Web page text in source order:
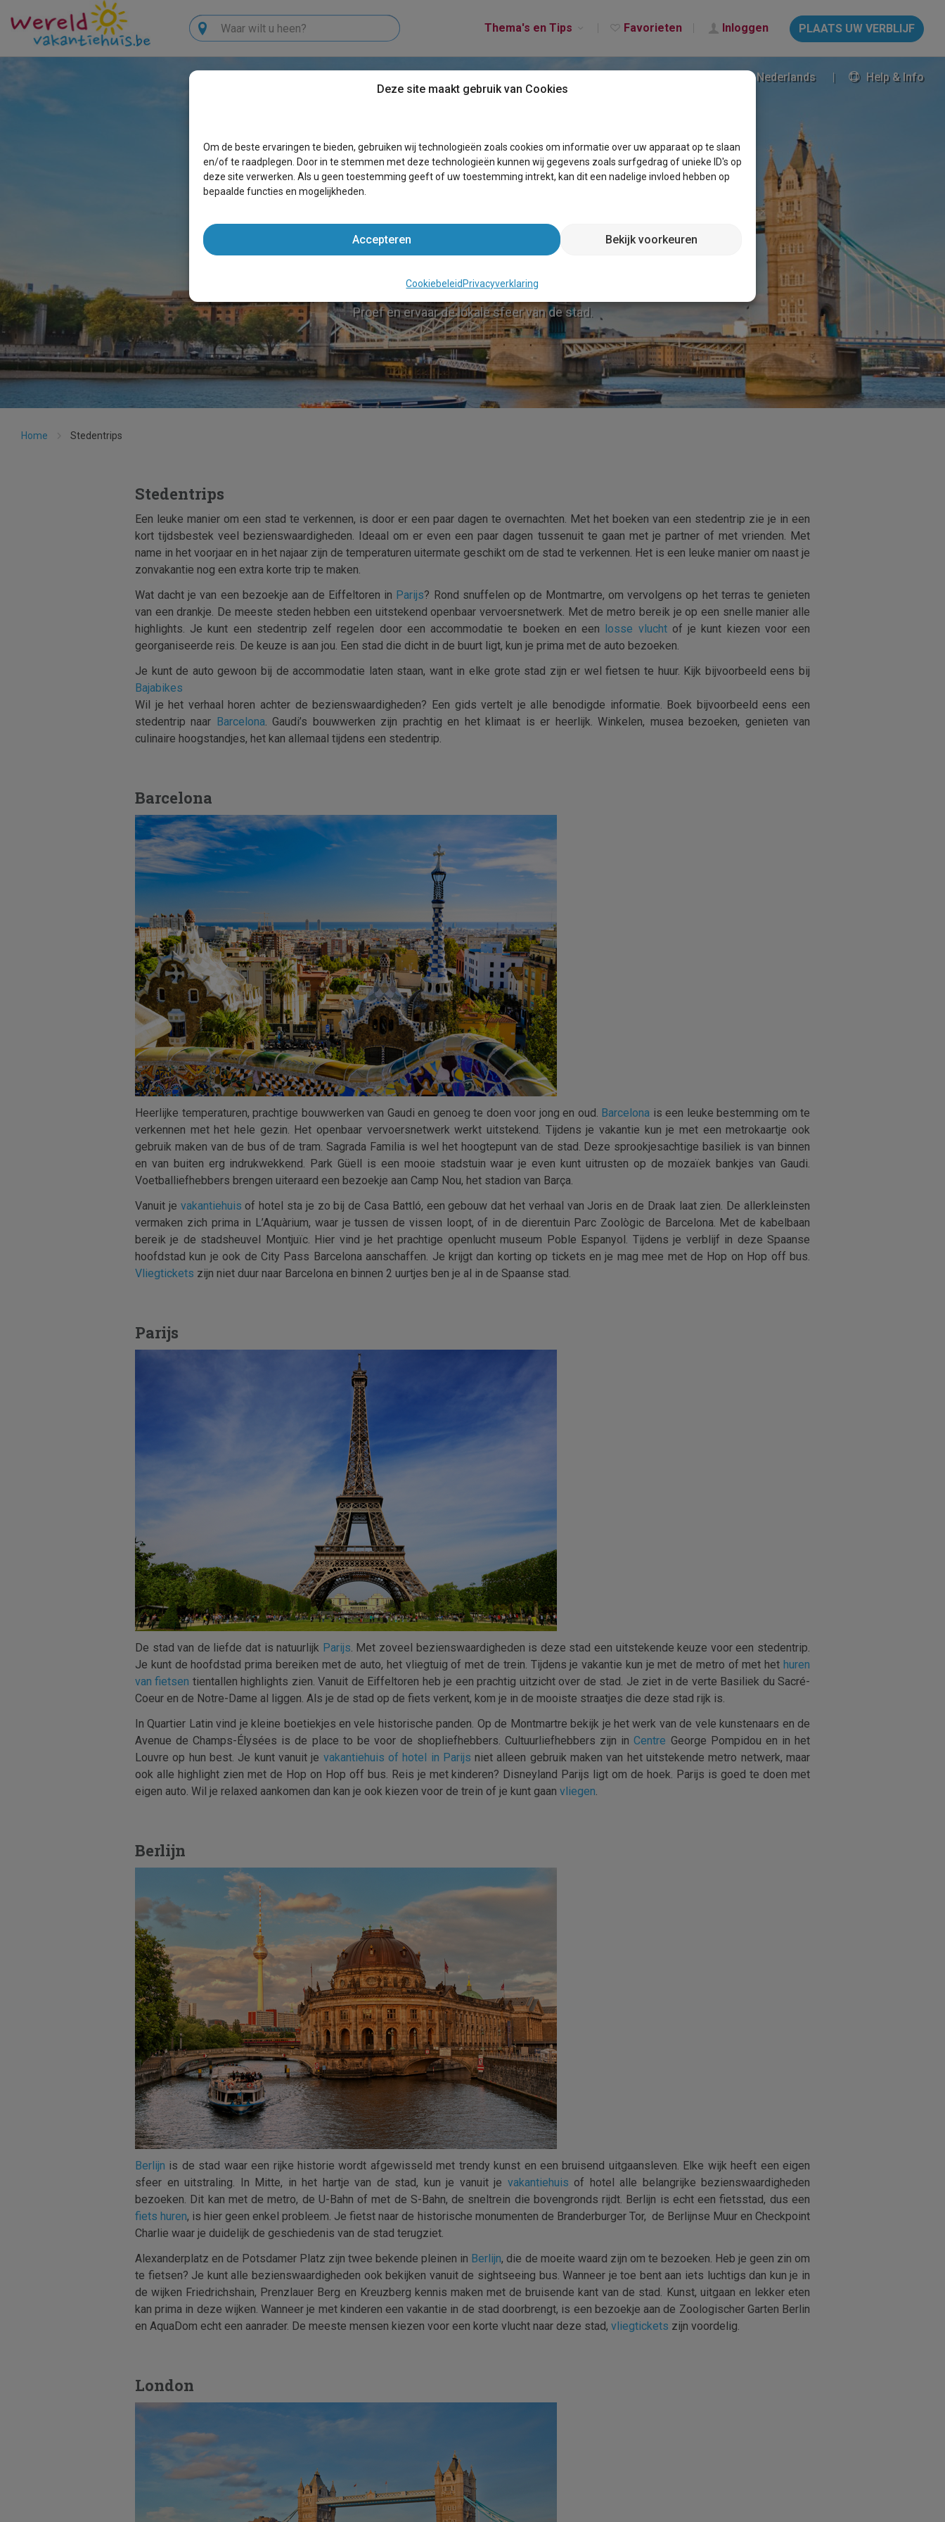
Thema's en Tips Favorieten Inloggen PLAATS UW VERBLIJF
Zoeken
Nederlands Help & Info
Proef en ervaar de lokale sfeer van de stad.
Home Stedentrips
Stedentrips
Een leuke manier om een stad te verkennen, is door er een paar dagen te overnachten. Met het boeken van een stedentrip zie je in een
kort tijdsbestek veel bezienswaardigheden. Ideaal om er even een paar dagen tussenuit te gaan met je partner of met vrienden. Met
name in het voorjaar en in het najaar zijn de temperaturen uitermate geschikt om de stad te verkennen. Het is een leuke manier om naast je
zonvakantie nog een extra korte trip te maken.
Wat dacht je van een bezoekje aan de Eiffeltoren in Parijs? Rond snuffelen op de Montmartre, om vervolgens op het terras te genieten
van een drankje. De meeste steden hebben een uitstekend openbaar vervoersnetwerk. Met de metro bereik je op een snelle manier alle
highlights. Je kunt een stedentrip zelf regelen door een accommodatie te boeken en een losse vluchtof je kunt kiezen voor een
georganiseerde reis. De keuze is aan jou. Een stad die dicht in de buurt ligt, kun je prima met de auto bezoeken.
Je kunt de auto gewoon bij de accommodatie laten staan, want in elke grote stad zijn er wel fietsen te huur. Kijk bijvoorbeeld eens bij
Bajabikes
Wil je het verhaal horen achter de bezienswaardigheden? Een gids vertelt je alle benodigde informatie. Boek bijvoorbeeld eens een
stedentrip naar Barcelona. Gaudi’s bouwwerken zijn prachtig en het klimaat is er heerlijk. Winkelen, musea bezoeken, genieten van
culinaire hoogstandjes, het kan allemaal tijdens een stedentrip.
Barcelona
Heerlijke temperaturen, prachtige bouwwerken van Gaudi en genoeg te doen voor jong en oud. Barcelona is een leuke bestemming om te
verkennen met het hele gezin. Het openbaar vervoersnetwerk werkt uitstekend. Tijdens je vakantie kun je met een metrokaartje ook
gebruik maken van de bus of de tram. Sagrada Familia is wel het hoogtepunt van de stad. Deze sprookjesachtige basiliek is van binnen
en van buiten erg indrukwekkend. Park Güell is een mooie stadstuin waar je even kunt uitrusten op de mozaïek bankjes van Gaudi.
Voetballiefhebbers brengen uiteraard een bezoekje aan Camp Nou, het stadion van Barça.
Vanuit je vakantiehuis of hotel sta je zo bij de Casa Battló, een gebouw dat het verhaal van Joris en de Draak laat zien. De allerkleinsten
vermaken zich prima in L’Aquàrium, waar je tussen de vissen loopt, of in de dierentuin Parc Zoològic de Barcelona. Met de kabelbaan
bereik je de stadsheuvel Montjuïc. Hier vind je het prachtige openlucht museum Poble Espanyol. Tijdens je verblijf in deze Spaanse
hoofdstad kun je ook de City Pass Barcelona aanschaffen. Je krijgt dan korting op tickets en je mag mee met de Hop on Hop off bus.
Vliegtickets zijn niet duur naar Barcelona en binnen 2 uurtjes ben je al in de Spaanse stad.
Parijs
De stad van de liefde dat is natuurlijk Parijs. Met zoveel bezienswaardigheden is deze stad een uitstekende keuze voor een stedentrip.
Je kunt de hoofdstad prima bereiken met de auto, het vliegtuig of met de trein. Tijdens je vakantie kun je met de metro of met het huren
van fietsen tientallen highlights zien. Vanuit de Eiffeltoren heb je een prachtig uitzicht over de stad. Je ziet in de verte Basiliek du Sacré-
Coeur en de Notre-Dame al liggen. Als je de stad op de fiets verkent, kom je in de mooiste straatjes die deze stad rijk is.
In Quartier Latin vind je kleine boetiekjes en vele historische panden. Op de Montmartre bekijk je het werk van de vele kunstenaars en de
Avenue de Champs-Élysées is de place to be voor de shopliefhebbers. Cultuurliefhebbers zijn inCentre George Pompidou en in het
Louvre op hun best. Je kunt vanuit je vakantiehuis of hotel in Parijs niet alleen gebruik maken van het uitstekende metro netwerk, maar
ook alle highlight zien met de Hop on Hop off bus. Reis je met kinderen? Disneyland Parijs ligt om de hoek. Parijs is goed te doen met
eigen auto. Wil je relaxed aankomen dan kan je ook kiezen voor de trein of je kunt gaan vliegen.
Berlijn
Berlijn is de stad waar een rijke historie wordt afgewisseld met trendy kunst en een bruisend uitgaansleven. Elke wijk heeft een eigen
sfeer en uitstraling. In Mitte, in het hartje van de stad, kun je vanuit je vakantiehuis of hotel alle belangrijke bezienswaardigheden
bezoeken. Dit kan met de metro, de U-Bahn of met de S-Bahn, de sneltrein die bovengronds rijdt. Berlijn is echt een fietsstad, dus een
fiets huren, is hier geen enkel probleem. Je fietst naar de historische monumenten de Branderburger Tor, de Berlijnse Muur en Checkpoint
Charlie waar je duidelijk de geschiedenis van de stad terugziet.
Alexanderplatz en de Potsdamer Platz zijn twee bekende pleinen in Berlijn, die de moeite waard zijn om te bezoeken. Heb je geen zin om
te fietsen? Je kunt alle bezienswaardigheden ook bekijken vanuit de sightseeing bus. Wanneer je toe bent aan iets luchtigs dan kun je in
de wijken Friedrichshain, Prenzlauer Berg en Kreuzberg kennis maken met de bruisende kant van de stad. Kunst, uitgaan en lekker eten
kan prima in deze wijken. Wanneer je met kinderen een vakantie in de stad doorbrengt, is een bezoekje aan de Zoologischer Garten Berlin
en AquaDom echt een aanrader. De meeste mensen kiezen voor een korte vlucht naar deze stad, vliegtickets zijn voordelig.
London
Deze site maakt gebruik van Cookies
Om de beste ervaringen te bieden, gebruiken wij technologieën zoals cookies om informatie over uw apparaat op te slaan
en/of te raadplegen. Door in te stemmen met deze technologieën kunnen wij gegevens zoals surfgedrag of unieke ID's op
deze site verwerken. Als u geen toestemming geeft of uw toestemming intrekt, kan dit een nadelige invloed hebben op
bepaalde functies en mogelijkheden.
Accepteren Bekijk voorkeuren
Cookiebeleid Privacyverklaring